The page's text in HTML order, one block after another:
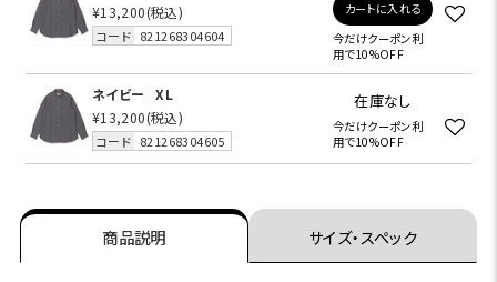
¥13,200(税込)
コード 821268304604
カートに入れる
今だけクーポン利
用で10%OFF
ネイビー
XL
¥13,200(税込)
コード 821268304605
在庫なし
今だけクーポン利
用で10%OFF
商品説明 サイズ・スペック